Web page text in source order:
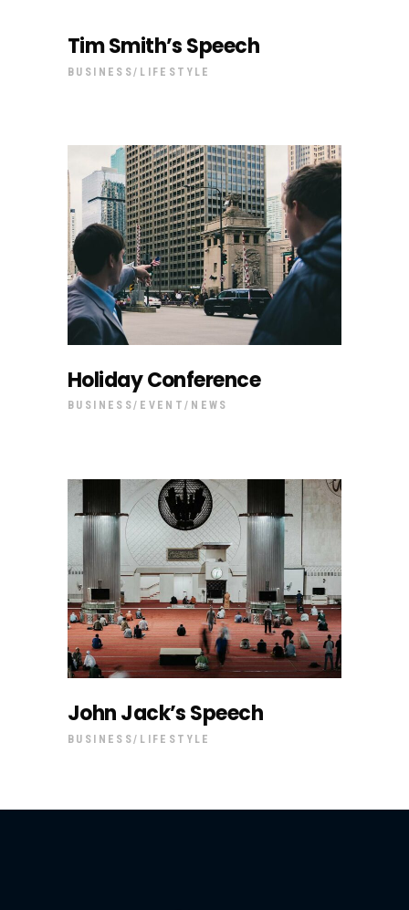
Tim Smith’s Speech
BUSINESS LIFESTYLE
Holiday Conference
BUSINESS EVENT NEWS
John Jack’s Speech
BUSINESS LIFESTYLE